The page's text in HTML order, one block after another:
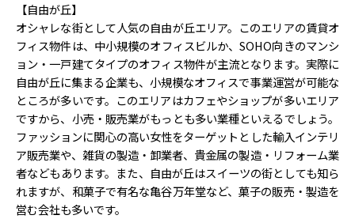
【自由が丘】
オシャレな街として人気の自由が丘エリア。このエリアの賃貸オ
フィス物件は、中小規模のオフィスビルか、SOHO向きのマンシ
ョン・一戸建てタイプのオフィス物件が主流となります。実際に
自由が丘に集まる企業も、小規模なオフィスで事業運営が可能な
ところが多いです。このエリアはカフェやショップが多いエリア
ですから、小売・販売業がもっとも多い業種といえるでしょう。
ファッションに関心の高い女性をターゲットとした輸入インテリ
ア販売業や、雑貨の製造・卸業者、貴金属の製造・リフォーム業
者などもあります。また、自由が丘はスイーツの街としても知ら
れますが、和菓子で有名な亀谷万年堂など、菓子の販売・製造を
営む会社も多いです。